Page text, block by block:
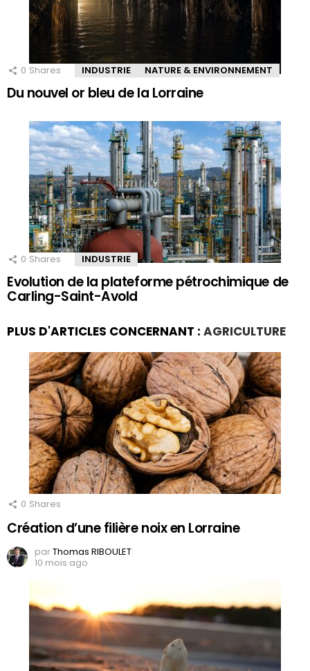
0 Shares INDUSTRIE NATURE & ENVIRONNEMENT
Du nouvel or bleu de la Lorraine
0 Shares INDUSTRIE
Evolution de la plateforme pétrochimique de
Carling-Saint-Avold
PLUS D'ARTICLES CONCERNANT : AGRICULTURE
0 Shares
Création d’une filière noix en Lorraine
parThomas RIBOULET
10 mois ago